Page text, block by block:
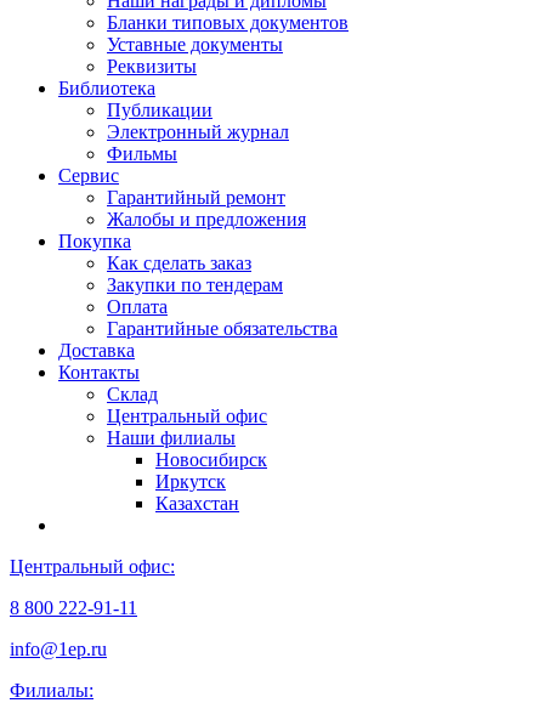
Бланки типовых документов
Уставные документы
Реквизиты
Библиотека
Публикации
Электронный журнал
Фильмы
Сервис
Гарантийный ремонт
Жалобы и предложения
Покупка
Как сделать заказ
Закупки по тендерам
Оплата
Гарантийные обязательства
Доставка
Контакты
Склад
Центральный офис
Наши филиалы
Новосибирск
Иркутск
Казахстан
Центральный офис:
8 800 222-91-11
info@1ep.ru
Филиалы: